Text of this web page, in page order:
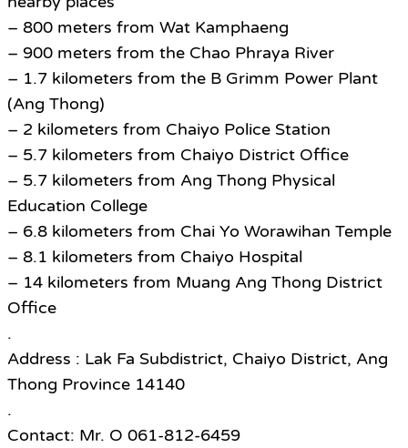
– 800 meters from Wat Kamphaeng
– 900 meters from the Chao Phraya River
– 1.7 kilometers from the B Grimm Power Plant
(Ang Thong)
– 2 kilometers from Chaiyo Police Station
– 5.7 kilometers from Chaiyo District Office
– 5.7 kilometers from Ang Thong Physical
Education College
– 6.8 kilometers from Chai Yo Worawihan Temple
– 8.1 kilometers from Chaiyo Hospital
– 14 kilometers from Muang Ang Thong District
Office
.
Address : Lak Fa Subdistrict, Chaiyo District, Ang
Thong Province 14140
.
Contact: Mr. O 061-812-6459​